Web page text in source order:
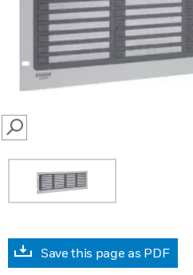
SEARCH
Save this page as PDF